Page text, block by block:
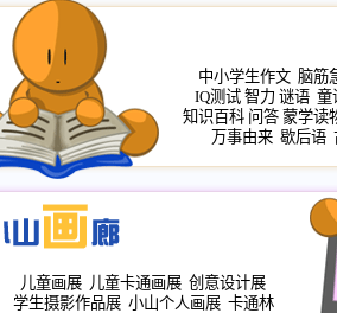
中小学生作文 脑筋
IQ测试 智力 谜语 童
知识百科 问答 蒙学读
万事由来 歇后语
儿童画展 儿童卡通画展 创意设计展
学生摄影作品展 小山个人画展 卡通林